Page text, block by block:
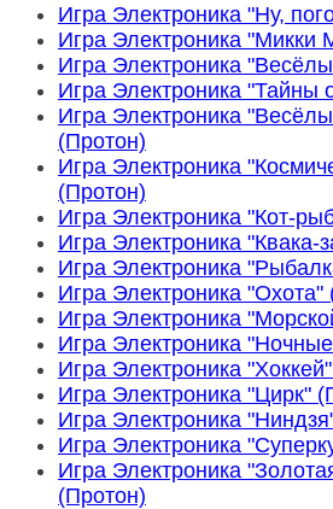
Игра Электроника "Ну,
Игра Электроника "Микки
Игра Электроника
Игра Электроника "Тайны
Игра Электроника
(Протон)
Игра Электроника
(Протон)
Игра Электроника "Кот-
Игра Электроника "Квака-
Игра Электроника
Игра Электроника "Охота"
Игра Электроника
Игра Электроника
Игра Электроника
Игра Электроника "Цирк"
Игра Электроника
Игра Электроника
Игра Электроника
(Протон)